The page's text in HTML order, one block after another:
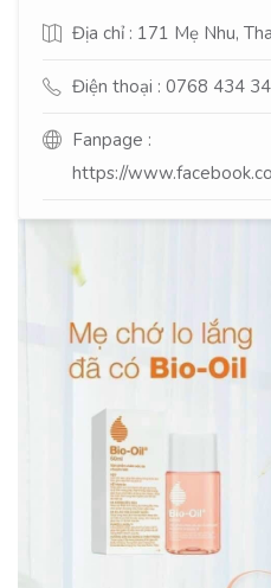
Địa chỉ : 171 Mẹ Nhu,
Điện thoại : 0768 434
Fanpage :
https://